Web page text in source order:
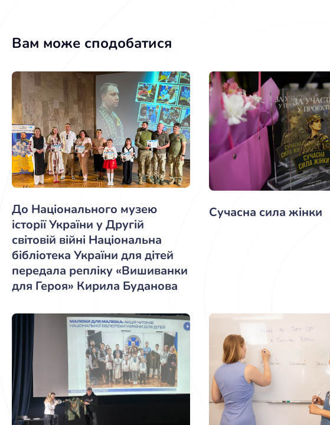
Вам може сподобатися
До Національного музею
історії України у Другій
світовій війні Національна
бібліотека України для дітей
передала репліку «Вишиванки
для Героя» Кирила Буданова
Сучасна сила жінки